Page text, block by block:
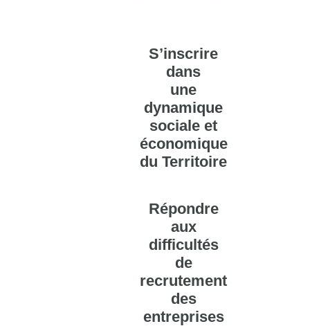
S’inscrire
dans
une
dynamique
sociale et
économique
du Territoire
Répondre
aux
difficultés
de
recrutement
des
entreprises